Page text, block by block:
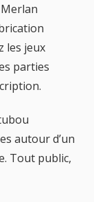
les jeux
parties
autour d’un
Tout public,